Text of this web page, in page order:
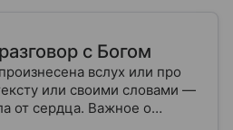
с Богом
вслух или про
или своими словами —
от сердца. Важное о
материале.